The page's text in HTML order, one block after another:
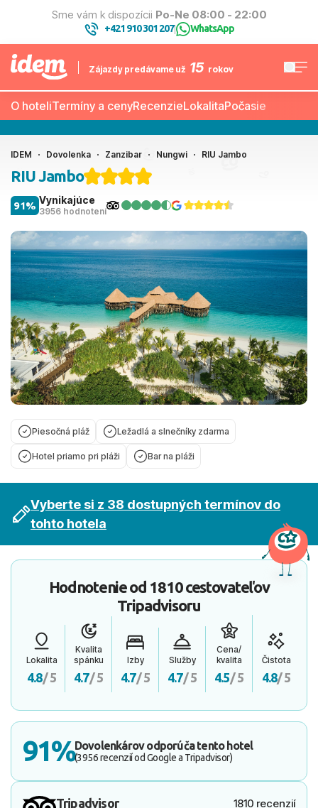
Sme vám k dispozícii Po-Ne 08:00 - 22:00
+421 910 301 207| WhatsApp
Zájazdy predávame už 15 rokov
O hoteliTermíny a cenyRecenzieLokalitaPočasie
IDEM Dovolenka Zanzibar Nungwi RIU Jambo
RIU Jambo
Vynikajúce
3956 hodnotení
91%
Piesočná pláž Ležadlá a slnečníky zdarma
Hotel priamo pri pláži Bar na pláži
Vyberte si z 38 dostupných termínov do
tohto hotela
Hodnotenie od 1810 cestovateľov
Tripadvisoru
Lokalita
4.8/ 5
Kvalita
spánku
4.7/ 5
Izby
4.7/ 5
Služby
4.7/ 5
Cena/
kvalita
4.5/ 5
Čistota
4.8/ 5
91%Dovolenkárov odporúča tento hotel
(3956 recenzií od Google a Tripadvisor)
Tripadvisor 1810 recenzií